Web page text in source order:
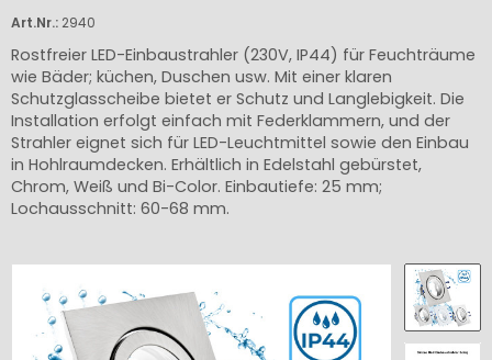
Art.Nr.: 2940
Rostfreier LED-Einbaustrahler (230V, IP44) für Feuchträume
wie Bäder; küchen, Duschen usw. Mit einer klaren
Schutzglasscheibe bietet er Schutz und Langlebigkeit. Die
Installation erfolgt einfach mit Federklammern, und der
Strahler eignet sich für LED-Leuchtmittel sowie den Einbau
in Hohlraumdecken. Erhältlich in Edelstahl gebürstet,
Chrom, Weiß und Bi-Color. Einbautiefe: 25 mm;
Lochausschnitt: 60-68 mm.